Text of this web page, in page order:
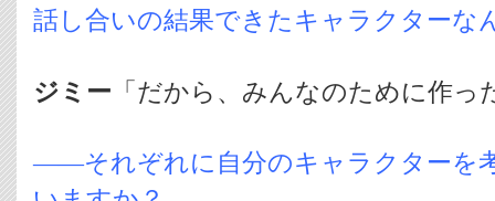
話し合いの結果できたキャラクターな
ジミー 「だから、みんなのために作っ
――それぞれに自分のキャラクターを